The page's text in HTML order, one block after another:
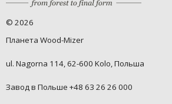
© 2026
Планета Wood-Mizer
ul. Nagorna 114, 62-600 Kolo, Польша
Завод в Польше +48 63 26 26 000